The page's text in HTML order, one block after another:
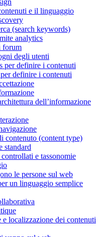
e il linguaggio
(search keywords)
analytics
forum
degli utenti
per definire i contenuti
definire i contenuti
dell’informazione
contenuto (content type)
standard
e tassonomie
le persone sul web
un linguaggio semplice
e localizzazione dei contenuti